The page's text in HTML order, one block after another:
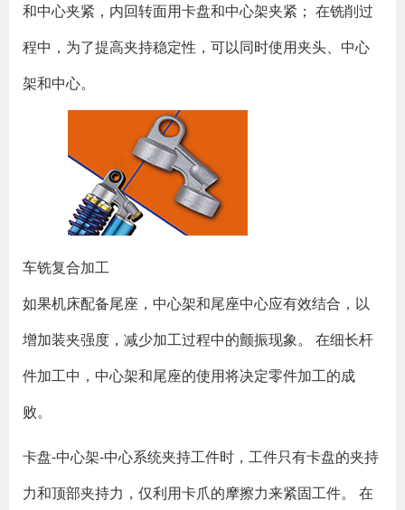
和中心夹紧，内回转面用卡盘和中心架夹紧； 在铣削过
程中，为了提高夹持稳定性，可以同时使用夹头、中心
架和中心。
​车铣复合加工
如果机床配备尾座，中心架和尾座中心应有效结合，以
增加装夹强度，减少加工过程中的颤振现象。 在细长杆
件加工中，中心架和尾座的使用将决定零件加工的成
败。
卡盘-中心架-中心系统夹持工件时，工件只有卡盘的夹持
力和顶部夹持力，仅利用卡爪的摩擦力来紧固工件。 在